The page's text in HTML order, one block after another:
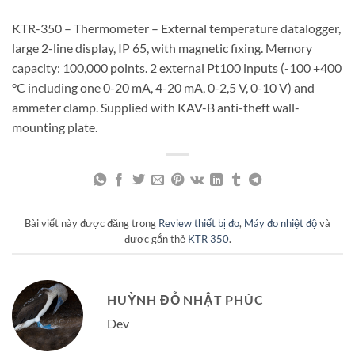
KTR-350 – Thermometer – External temperature datalogger,
large 2-line display, IP 65, with magnetic fixing. Memory
capacity: 100,000 points. 2 external Pt100 inputs (-100 +400
°C including one 0-20 mA, 4-20 mA, 0-2,5 V, 0-10 V) and
ammeter clamp. Supplied with KAV-B anti-theft wall-
mounting plate.
Bài viết này được đăng trong Review thiết bị đo, Máy đo nhiệt độvà
được gắn thẻ KTR 350.
HUỲNH ĐỖ NHẬT PHÚC
Dev